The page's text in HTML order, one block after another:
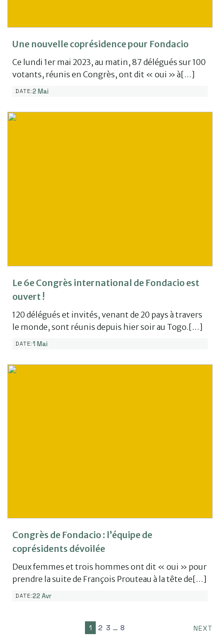
Une nouvelle coprésidence pour Fondacio
Ce lundi 1er mai 2023, au matin, 87 délégués sur 100
votants, réunis en Congrès, ont dit « oui » à[…]
DATE:2 Mai
Le 6e Congrès international de Fondacio est
ouvert !
120 délégués et invités, venant de 20 pays à travers
le monde, sont réunis depuis hier soir au Togo.[…]
DATE:1 Mai
Congrès de Fondacio : l’équipe de
coprésidents dévoilée
Deux femmes et trois hommes ont dit « oui » pour
prendre la suite de François Prouteau à la tête de[…]
DATE:22 Avr
1 2 3 … 8 NEXT